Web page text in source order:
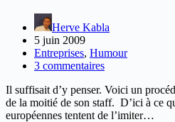
Herve Kabla
5 juin 2009
Entreprises, Humour
3 commentaires
Il suffisait d’y penser. Voici un
de la moitié de son staff. D’ici à ce
européennes tentent de l’imiter…